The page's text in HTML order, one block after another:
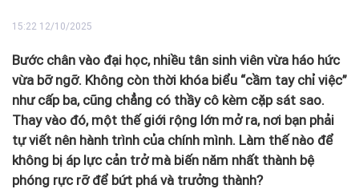
15:22 12/10/2025
Bước chân vào đại học, nhiều tân sinh viên vừa háo hức
vừa bỡ ngỡ. Không còn thời khóa biểu “cầm tay chỉ việc”
như cấp ba, cũng chẳng có thầy cô kèm cặp sát sao.
Thay vào đó, một thế giới rộng lớn mở ra, nơi bạn phải
tự viết nên hành trình của chính mình. Làm thế nào để
không bị áp lực cản trở mà biến năm nhất thành bệ
phóng rực rỡ để bứt phá và trưởng thành?